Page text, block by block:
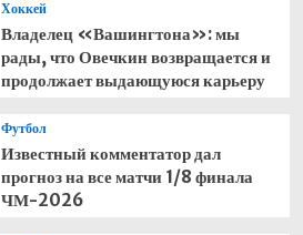
Хоккей
Владелец «Вашингтона»: мы
рады, что Овечкин возвращается и
продолжает выдающуюся карьеру
Футбол
Известный комментатор дал
прогноз на все матчи 1/8 финала
ЧМ-2026